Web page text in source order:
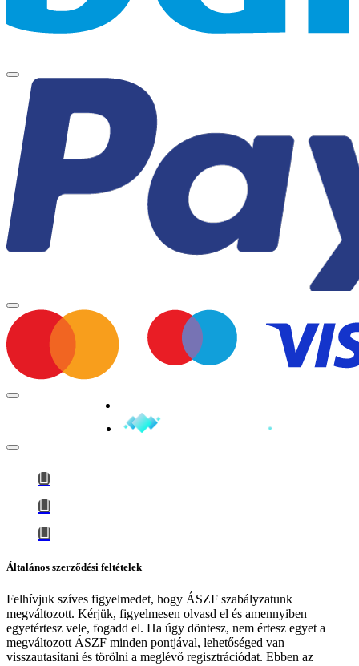
Általános szerződési feltételek
Felhívjuk szíves figyelmedet, hogy ÁSZF szabályzatunk
megváltozott. Kérjük, figyelmesen olvasd el és amennyiben
egyetértesz vele, fogadd el. Ha úgy döntesz, nem értesz egyet a
megváltozott ÁSZF minden pontjával, lehetőséged van
visszautasítani és törölni a meglévő regisztrációdat. Ebben az